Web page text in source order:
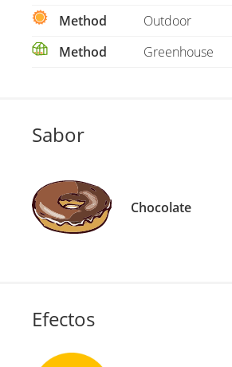
Method
Outdoor
Method
Greenhouse
Sabor
Chocolate
Efectos